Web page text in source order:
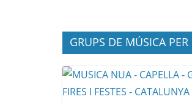
GRUPS DE MÚSICA PER